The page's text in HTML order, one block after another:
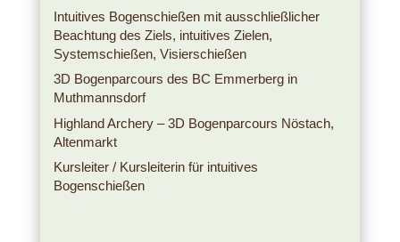
Intuitives Bogenschießen mit ausschließlicher
Beachtung des Ziels, intuitives Zielen,
Systemschießen, Visierschießen
3D Bogenparcours des BC Emmerberg in
Muthmannsdorf
Highland Archery – 3D Bogenparcours Nöstach,
Altenmarkt
Kursleiter / Kursleiterin für intuitives
Bogenschießen